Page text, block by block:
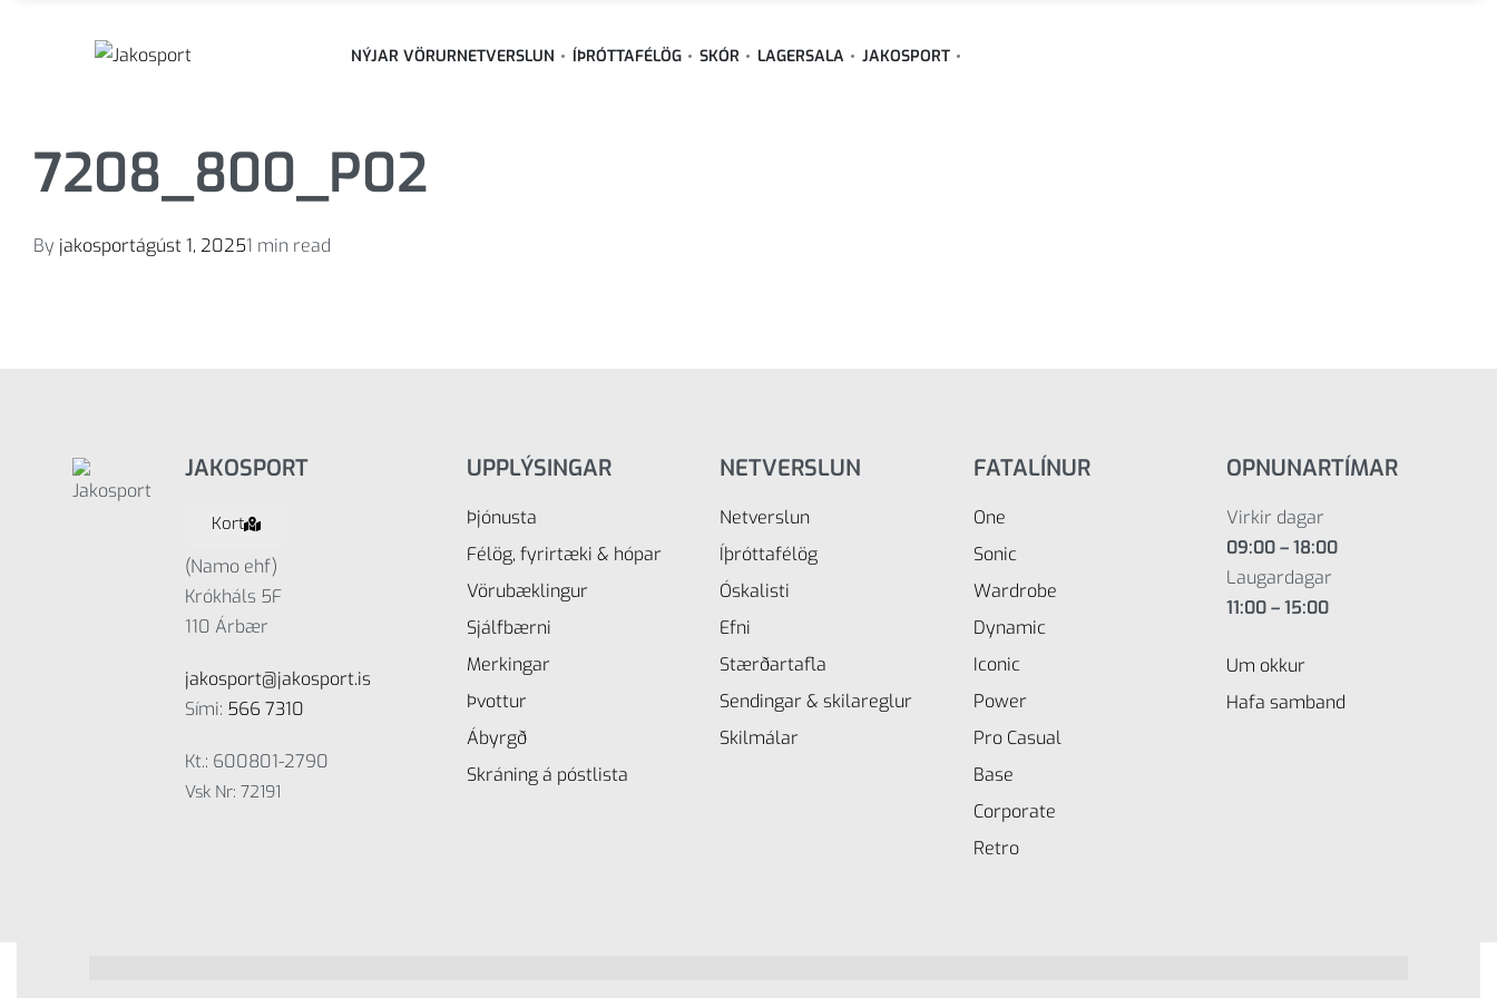
NÝJAR VÖRURNETVERSLUN ÍÞRÓTTAFÉLÖG SKÓR LAGERSALA JAKOSPORT
7208_800_P02
By jakosportágúst 1, 20251 min read
JAKOSPORT
Kort
(Namo ehf)
Krókháls 5F
110 Árbær
jakosport@jakosport.is
Sími: 566 7310
Kt.: 600801-2790
Vsk Nr: 72191
UPPLÝSINGAR
Þjónusta
Félög, fyrirtæki & hópar
Vörubæklingur
Sjálfbærni
Merkingar
Þvottur
Ábyrgð
Skráning á póstlista
NETVERSLUN
Netverslun
Íþróttafélög
Óskalisti
Efni
Stærðartafla
Sendingar & skilareglur
Skilmálar
FATALÍNUR
One
Sonic
Wardrobe
Dynamic
Iconic
Power
Pro Casual
Base
Corporate
Retro
OPNUNARTÍMAR
Virkir dagar
09:00 – 18:00
Laugardagar
11:00 – 15:00
Um okkur
Hafa samband